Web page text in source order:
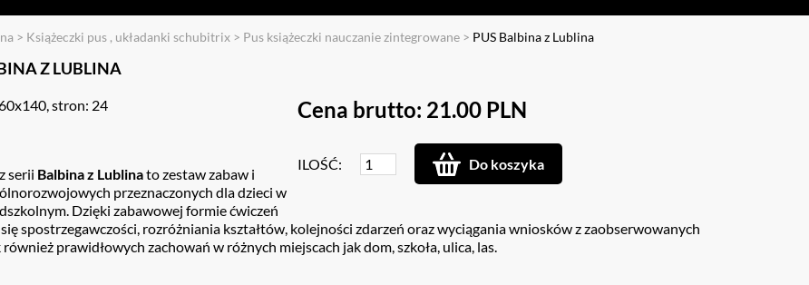
> Książeczki pus , układanki schubitrix > Pus książeczki nauczanie zintegrowane > PUS Balbina z Lublina
Z LUBLINA
Cena brutto: 21.00 PLN
ILOŚĆ: Do koszyka
stron: 24
serii Balbina z Lublinato zestaw zabaw i
przeznaczonych dla dzieci w
Dzięki zabawowej formie ćwiczeń
spostrzegawczości, rozróżniania kształtów, kolejności zdarzeń oraz wyciągania wniosków z zaobserwowanych
prawidłowych zachowań w różnych miejscach jak dom, szkoła, ulica, las.